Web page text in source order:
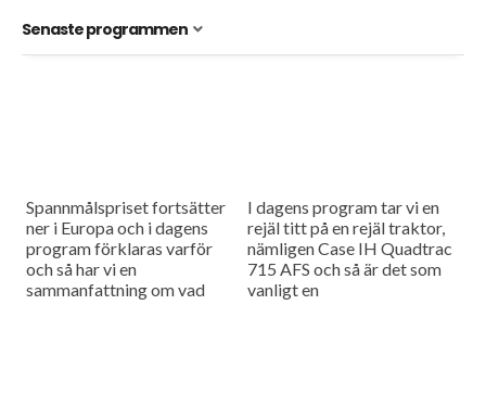
Senaste programmen
Spannmålspriset fortsätter
ner i Europa och i dagens
program förklaras varför
och så har vi en
sammanfattning om vad
I dagens program tar vi en
rejäl titt på en rejäl traktor,
nämligen Case IH Quadtrac
715 AFS och så är det som
vanligt en